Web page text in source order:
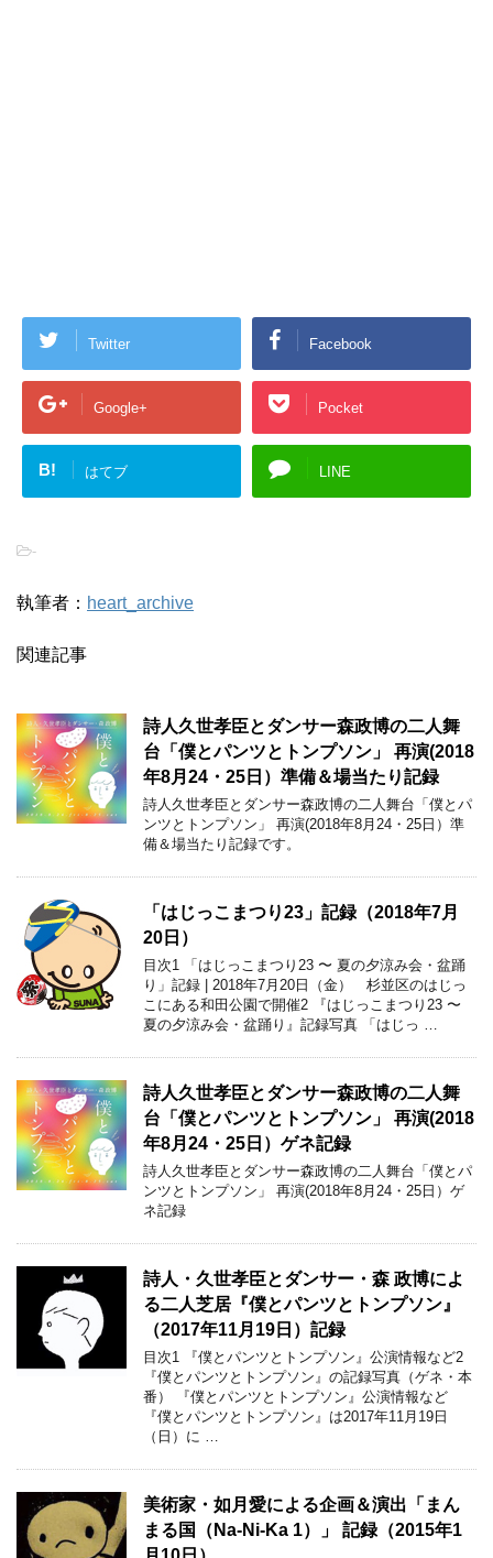
Twitter Facebook
Google+ Pocket
B! はてブ LINE
-
執筆者： heart_archive
関連記事
詩人久世孝臣とダンサー森政博の二人舞
台「僕とパンツとトンプソン」 再演(2018
年8月24・25日）準備＆場当たり記録
詩人久世孝臣とダンサー森政博の二人舞台「僕とパ
ンツとトンプソン」 再演(2018年8月24・25日）準
備＆場当たり記録です。
「はじっこまつり23」記録（2018年7月
20日）
目次1 「はじっこまつり23 〜 夏の夕涼み会・盆踊
り」記録 | 2018年7月20日（金） 杉並区のはじっ
こにある和田公園で開催2 『はじっこまつり23 〜
夏の夕涼み会・盆踊り』記録写真 「はじっ …
詩人久世孝臣とダンサー森政博の二人舞
台「僕とパンツとトンプソン」 再演(2018
年8月24・25日）ゲネ記録
詩人久世孝臣とダンサー森政博の二人舞台「僕とパ
ンツとトンプソン」 再演(2018年8月24・25日）ゲ
ネ記録
詩人・久世孝臣とダンサー・森 政博によ
る二人芝居『僕とパンツとトンプソン』
（2017年11月19日）記録
目次1 『僕とパンツとトンプソン』公演情報など2
『僕とパンツとトンプソン』の記録写真（ゲネ・本
番） 『僕とパンツとトンプソン』公演情報など
『僕とパンツとトンプソン』は2017年11月19日
（日）に …
美術家・如月愛による企画＆演出「まん
まる国（Na-Ni-Ka 1）」 記録（2015年1